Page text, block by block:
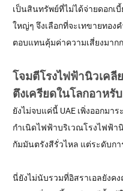
เป็นสินทรัพย์ที่ไม่ได้จ่ายดอกเ
ใหญ่ๆ จึงเลือกที่จะเทขายทอง
ตอบแทนคุ้มค่าความเสี่ยงมาก
โจมตีโรงไฟฟ้านิวเคลี
ตึงเครียดในโลกอาหรับ
ยังไม่จบแค่นี้ UAE เพิ่งออกมา
กำเนิดไฟฟ้าบริเวณโรงไฟฟ้า
กัมมันตรังสีรั่วไหล แต่ระดับก
นี่ยังไม่นับรวมที่อิสราเอลยังคง